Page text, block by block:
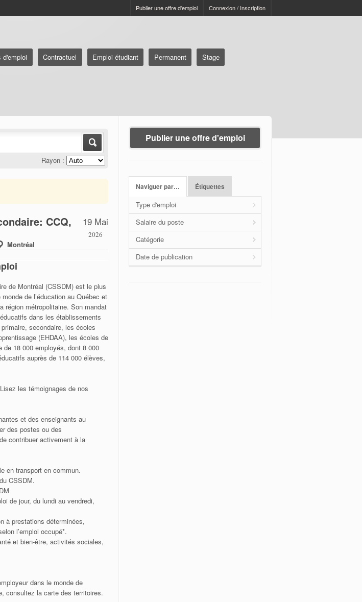
Connexion / Inscription
Publier une offre d'emploi
d'emploi Contractuel Emploi étudiant Permanent
Stage
Rayon :
19 Mai
2026
CCQ,
Montréal
de Montréal (CSSDM) est le plus
de l’éducation au Québec et
région métropolitaine. Son mandat
dans les établissements
secondaire, les écoles
(EHDAA), les écoles de
de 18 000 employés, dont 8 000
auprès de 114 000 élèves,
les témoignages de nos
et des enseignants au
des postes ou des
contribuer activement à la
en transport en commun.
CSSDM.
de jour, du lundi au vendredi,
à prestations déterminées,
l’emploi occupé*.
et bien-être, activités sociales,
dans le monde de
consultez la carte des territoires.
Publier une offre d'emploi
Naviguer par… Étiquettes
Type d'emploi
Salaire du poste
Catégorie
Date de publication